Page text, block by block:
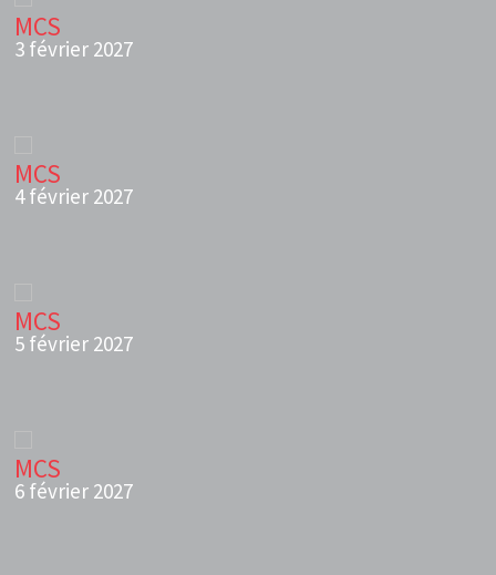
MCS
3 février 2027
MCS
4 février 2027
MCS
5 février 2027
MCS
6 février 2027